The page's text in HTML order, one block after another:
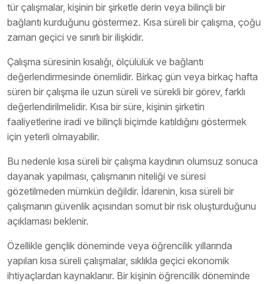
tür çalışmalar, kişinin bir şirketle derin veya bilinçli bir
bağlantı kurduğunu göstermez. Kısa süreli bir çalışma, çoğu
zaman geçici ve sınırlı bir ilişkidir.
Çalışma süresinin kısalığı, ölçülülük ve bağlantı
değerlendirmesinde önemlidir. Birkaç gün veya birkaç hafta
süren bir çalışma ile uzun süreli ve sürekli bir görev, farklı
değerlendirilmelidir. Kısa bir süre, kişinin şirketin
faaliyetlerine iradi ve bilinçli biçimde katıldığını göstermek
için yeterli olmayabilir.
Bu nedenle kısa süreli bir çalışma kaydının olumsuz sonuca
dayanak yapılması, çalışmanın niteliği ve süresi
gözetilmeden mümkün değildir. İdarenin, kısa süreli bir
çalışmanın güvenlik açısından somut bir risk oluşturduğunu
açıklaması beklenir.
Özellikle gençlik döneminde veya öğrencilik yıllarında
yapılan kısa süreli çalışmalar, sıklıkla geçici ekonomik
ihtiyaçlardan kaynaklanır. Bir kişinin öğrencilik döneminde